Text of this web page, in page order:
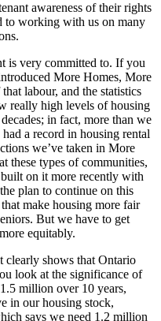
awareness of their rights
to working with us on many
is very committed to. If you
More Homes, More
labour, and the statistics
really high levels of housing
in fact, more than we
a record in housing rental
we’ve taken in More
these types of communities,
on it more recently with
plan to continue on this
make housing more fair
But we have to get
equitably.
shows that Ontario
look at the significance of
million over 10 years,
in our housing stock,
says we need 1.2 million